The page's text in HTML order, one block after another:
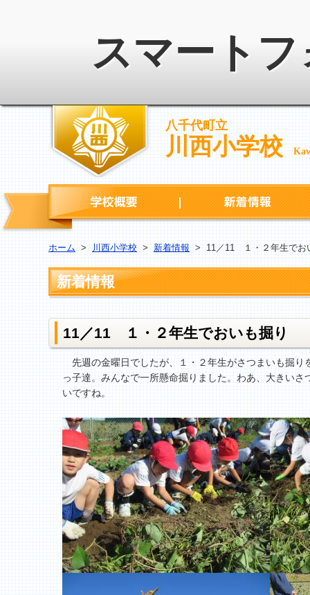
スマート
八千代町立
川西小学校
学校概要
ホーム > 川西小学校 > 新着情報 > 11／11 １・２年生でお
新着情報
11／11 １・２年生でおいも掘り
先週の金曜日でしたが、１・２年生がさつまいも掘り
っ子達。みんなで一所懸命掘りました。わあ、大きい
いですね。